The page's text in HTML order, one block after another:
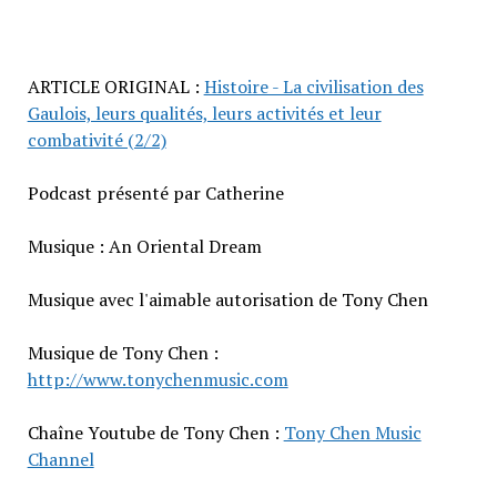
ARTICLE ORIGINAL : Histoire - La civilisation des
Gaulois, leurs qualités, leurs activités et leur
combativité (2/2)
Podcast présenté par Catherine
Musique : An Oriental Dream
Musique avec l'aimable autorisation de Tony Chen
Musique de Tony Chen :
http://www.tonychenmusic.com
Chaîne Youtube de Tony Chen : Tony Chen Music
Channel